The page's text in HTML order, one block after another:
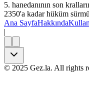
5. hanedanının son
2350'a kadar hüküm
Ana SayfaHakkında
|
© 2025 Gez.la. All rights